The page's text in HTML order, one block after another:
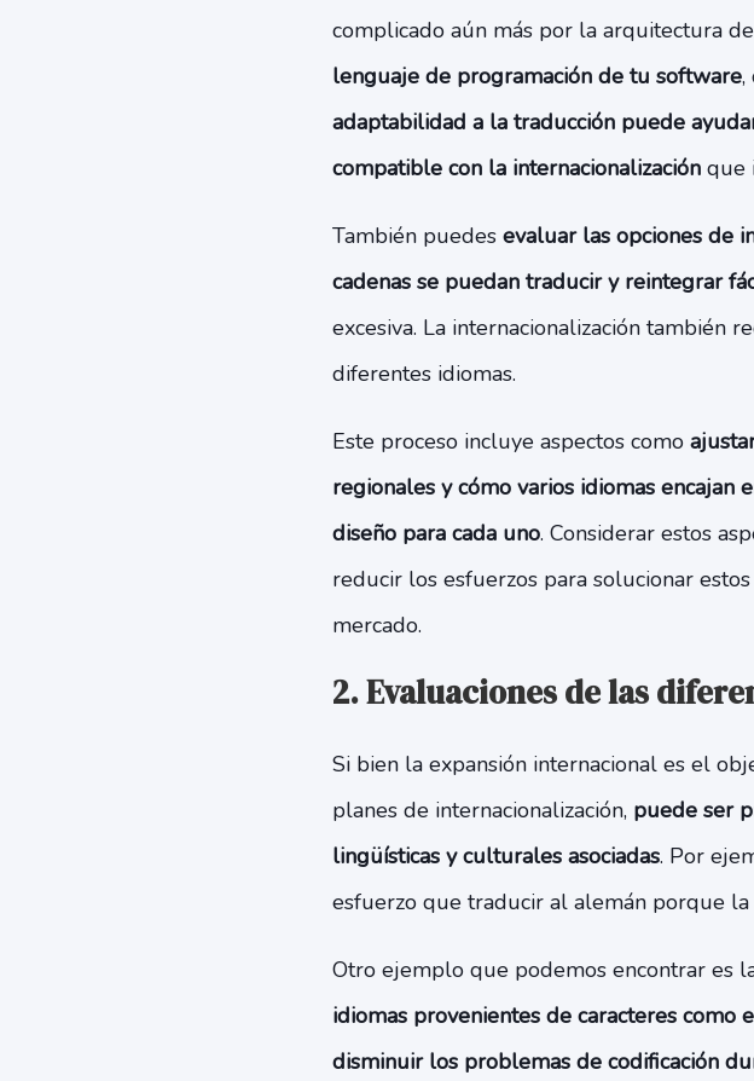
complicado aún más por la arquitectura
lenguaje de programación de tu software,
adaptabilidad a la traducción puede
compatible con la internacionalizaciónque
También puedes evaluar las opciones de
cadenas se puedan traducir y reintegrar
excesiva. La internacionalización también
diferentes idiomas.
Este proceso incluye aspectos como
regionales y cómo varios idiomas encajan
diseño para cada uno. Considerar estos
reducir los esfuerzos para solucionar
mercado.
2. Evaluaciones de las
Si bien la expansión internacional es el
planes de internacionalización, puede ser
lingüísticas y culturales asociadas. Por
esfuerzo que traducir al alemán porque
Otro ejemplo que podemos encontrar es
idiomas provenientes de caracteres como
disminuir los problemas de codificación